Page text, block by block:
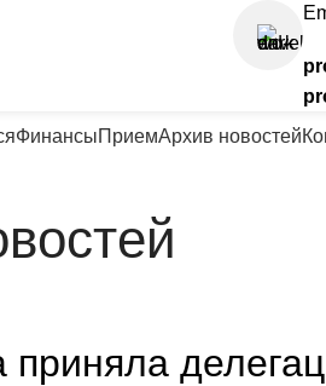
ФинансыПриемАрхив новостей